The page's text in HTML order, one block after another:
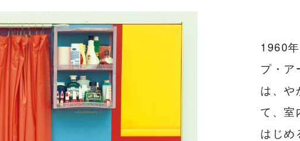
1960
プ・ア
は、や
て、室
はじめ